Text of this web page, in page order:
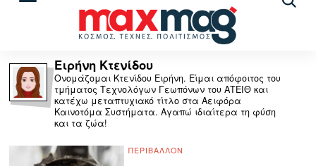
Ειρήνη Kτενίδου
Oνομάζομαι Κτενίδου Ειρήνη. Είμαι απόφοιτος του
τμήματος Τεχνολόγων Γεωπόνων του ΑΤΕΙΘ και
κατέχω μεταπτυχιακό τίτλο στα Αειφόρα
Καινοτόμα Συστήματα. Αγαπώ ιδιαίτερα τη φύση
και τα ζώα!
ΠΕΡΙΒΆΛΛΟΝ